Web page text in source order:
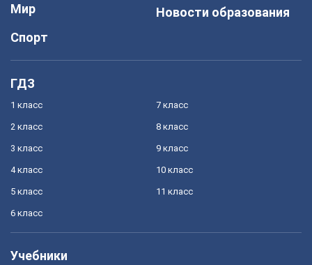
Мир
Спорт
Новости образования
ГДЗ
1 класс
2 класс
3 класс
4 класс
5 класс
6 класс
7 класс
8 класс
9 класс
10 класс
11 класс
Учебники